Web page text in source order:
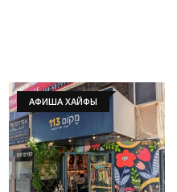
АФИША ХАЙФЫ